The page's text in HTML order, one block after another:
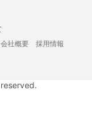
会社概要
採用情報